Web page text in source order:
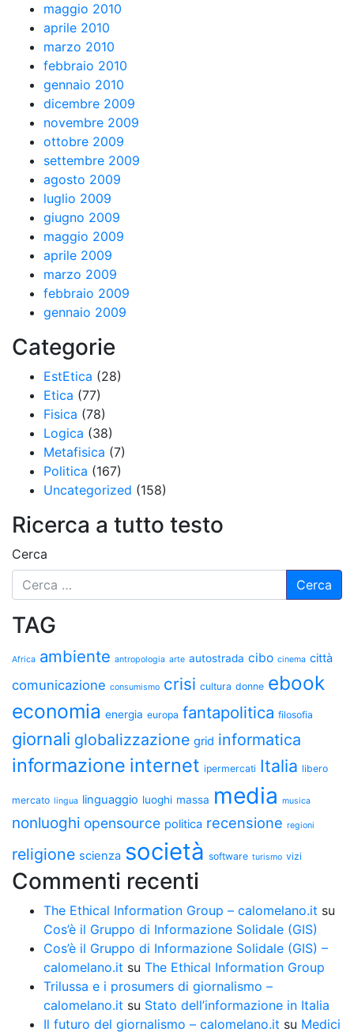
maggio 2010
aprile 2010
marzo 2010
febbraio 2010
gennaio 2010
dicembre 2009
novembre 2009
ottobre 2009
settembre 2009
agosto 2009
luglio 2009
giugno 2009
maggio 2009
aprile 2009
marzo 2009
febbraio 2009
gennaio 2009
Categorie
EstEtica (28)
Etica (77)
Fisica (78)
Logica (38)
Metafisica (7)
Politica (167)
Uncategorized (158)
Ricerca a tutto testo
Cerca
TAG
Africa ambiente antropologia arte autostrada cibo cinema città
comunicazione consumismo crisi cultura donne ebook
economia energia europa fantapolitica filosofia
giornali globalizzazione grid informatica
informazione internet ipermercati Italia libero
mercato lingua linguaggio luoghi massa media musica
nonluoghi opensource politica recensione regioni
religione scienza società software turismo vizi
Commenti recenti
The Ethical Information Group – calomelano.it su
Cos’è il Gruppo di Informazione Solidale (GIS)
Cos’è il Gruppo di Informazione Solidale (GIS) –
calomelano.it su The Ethical Information Group
Trilussa e i prosumers di giornalismo –
calomelano.it su Stato dell’informazione in Italia
Il futuro del giornalismo – calomelano.it su Medici